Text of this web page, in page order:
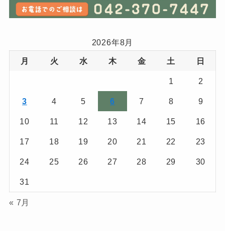
2026年8月
月 火 水 木 金 土 日
1 2
3 4 5 6 7 8 9
10 11 12 13 14 15 16
17 18 19 20 21 22 23
24 25 26 27 28 29 30
31
« 7月